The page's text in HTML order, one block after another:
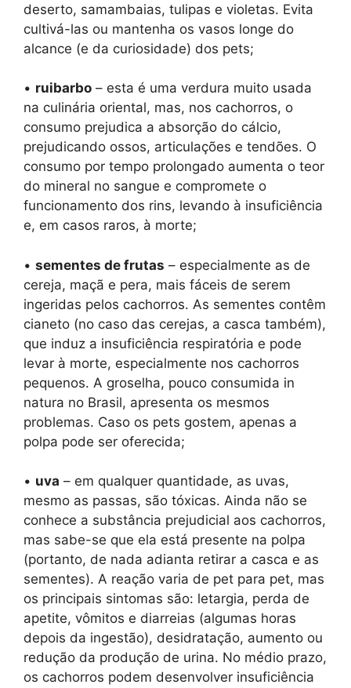
deserto, samambaias, tulipas e violetas. Evita
cultivá-las ou mantenha os vasos longe do
alcance (e da curiosidade) dos pets;
• ruibarbo – esta é uma verdura muito usada
na culinária oriental, mas, nos cachorros, o
consumo prejudica a absorção do cálcio,
prejudicando ossos, articulações e tendões. O
consumo por tempo prolongado aumenta o teor
do mineral no sangue e compromete o
funcionamento dos rins, levando à insuficiência
e, em casos raros, à morte;
• sementes de frutas – especialmente as de
cereja, maçã e pera, mais fáceis de serem
ingeridas pelos cachorros. As sementes contêm
cianeto (no caso das cerejas, a casca também),
que induz a insuficiência respiratória e pode
levar à morte, especialmente nos cachorros
pequenos. A groselha, pouco consumida in
natura no Brasil, apresenta os mesmos
problemas. Caso os pets gostem, apenas a
polpa pode ser oferecida;
• uva – em qualquer quantidade, as uvas,
mesmo as passas, são tóxicas. Ainda não se
conhece a substância prejudicial aos cachorros,
mas sabe-se que ela está presente na polpa
(portanto, de nada adianta retirar a casca e as
sementes). A reação varia de pet para pet, mas
os principais sintomas são: letargia, perda de
apetite, vômitos e diarreias (algumas horas
depois da ingestão), desidratação, aumento ou
redução da produção de urina. No médio prazo,
os cachorros podem desenvolver insuficiência